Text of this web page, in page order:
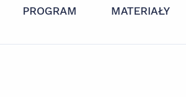
PROGRAM MATERIAŁY